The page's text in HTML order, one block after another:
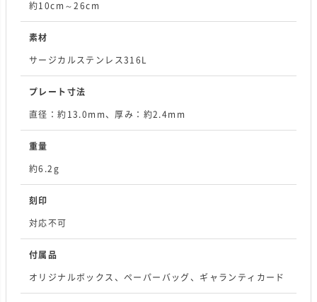
約10cm～26cm
素材
サージカルステンレス316L
プレート寸法
直径：約13.0mm、厚み：約2.4mm
重量
約6.2g
刻印
対応不可
付属品
オリジナルボックス、ペーパーバッグ、ギャランティカード